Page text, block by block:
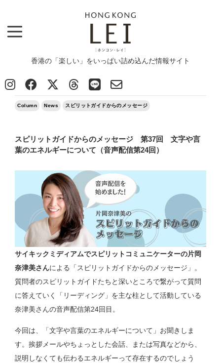
香港の「楽しい」をいっぱい詰め込んだ情報サイト
Column
>
2024/10/18
Column News スピリットガイドからのメッセージ
スピリットガイドからのメッセージ 第37回 文字や言
葉のエネルギーについて（音声配信第24回）
サイキックミディアムでスピリットコミュニケーターの片岡
奈津美さんによる「スピリットガイドからのメッセージ」。
質問者のスピリットガイドたちと深いところで繋がって質問
に答えていく「リーディング」を主な柱として活動している
奈津美さんの音声配信第24回目。
今回は、「文字や言葉のエネルギーについて」お聞きしま
す。挨拶メールやちょっとした会話、または写真などから、
説明しなくても伝わるエネルギーって存在するのでしょう